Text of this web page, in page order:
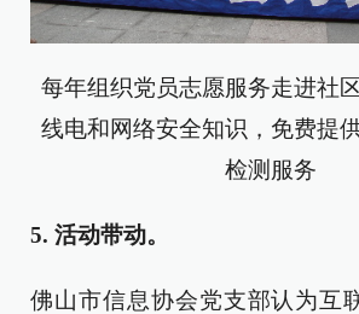
每年组织党员志愿服务走进社
线电和网络安全知识，免费提
检测服务
5. 活动带动。
佛山市信息协会党支部认为互